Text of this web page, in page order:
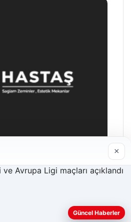
daha iyi anlayabilmek,
×
Güncel Haberler